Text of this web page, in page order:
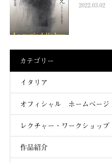
2022.03.02
カテゴリー
イタリア
オフィシャル ホームページ
レクチャー・ワークショップ
作品紹介